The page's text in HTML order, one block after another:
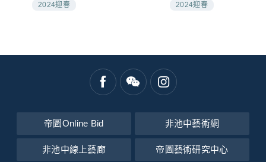
2024迎春 2024迎春
帝圖Online Bid 非池中藝術網
非池中線上藝廊 帝圖藝術研究中心